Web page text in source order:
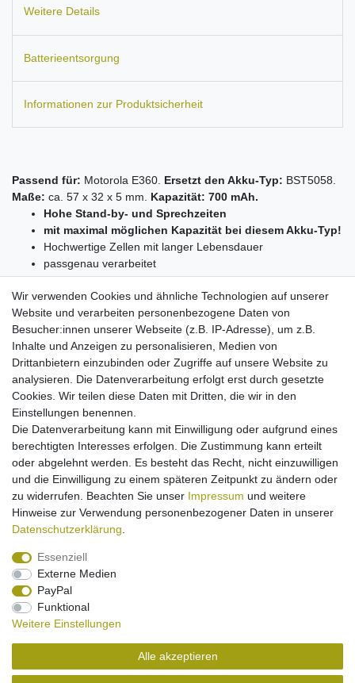
Weitere Details
Batterieentsorgung
Informationen zur Produktsicherheit
Passend für: Motorola E360. Ersetzt den Akku-Typ: BST5058.
Maße: ca. 57 x 32 x 5 mm. Kapazität: 700 mAh.
Hohe Stand-by- und Sprechzeiten
mit maximal möglichen Kapazität bei diesem Akku-Typ!
Hochwertige Zellen mit langer Lebensdauer
passgenau verarbeitet
ersetzt den Originalakku von o.g. Modellen
Aufladung mit jedem zum Gerät passenden Ladegerät
Kein Memoryeffekt
mit Schutz gegen Überladung/Überhitzung/Kurzschluss
maximal mögliche Sicherheit!
Könnte Sie interessieren:
[Paket] PolarCell Akku Li-Ion für Motorola E360
(ersetzt BST5058)
7,95 € *
In den Warenkorb
Impressum Daten­schutz­erklärung
Vertrag widerrufen Kontakt
Wir verwenden Cookies und ähnliche Technologien auf unserer
Website und verarbeiten personenbezogene Daten von
Besucher:innen unserer Webseite (z.B. IP-Adresse), um z.B.
Inhalte und Anzeigen zu personalisieren, Medien von
Drittanbietern einzubinden oder Zugriffe auf unsere Website zu
analysieren. Die Datenverarbeitung erfolgt erst durch gesetzte
Cookies. Wir teilen diese Daten mit Dritten, die wir in den
Einstellungen benennen.
Die Datenverarbeitung kann mit Einwilligung oder aufgrund eines
berechtigten Interesses erfolgen. Die Zustimmung kann erteilt
oder abgelehnt werden. Es besteht das Recht, nicht einzuwilligen
und die Einwilligung zu einem späteren Zeitpunkt zu ändern oder
zu widerrufen. Beachten Sie unser Impressum und weitere
Hinweise zur Verwendung personenbezogener Daten in unserer
Daten­schutz­erklärung
Essenziell
Externe Medien
PayPal
Funktional
Weitere Einstellungen
Alle akzeptieren